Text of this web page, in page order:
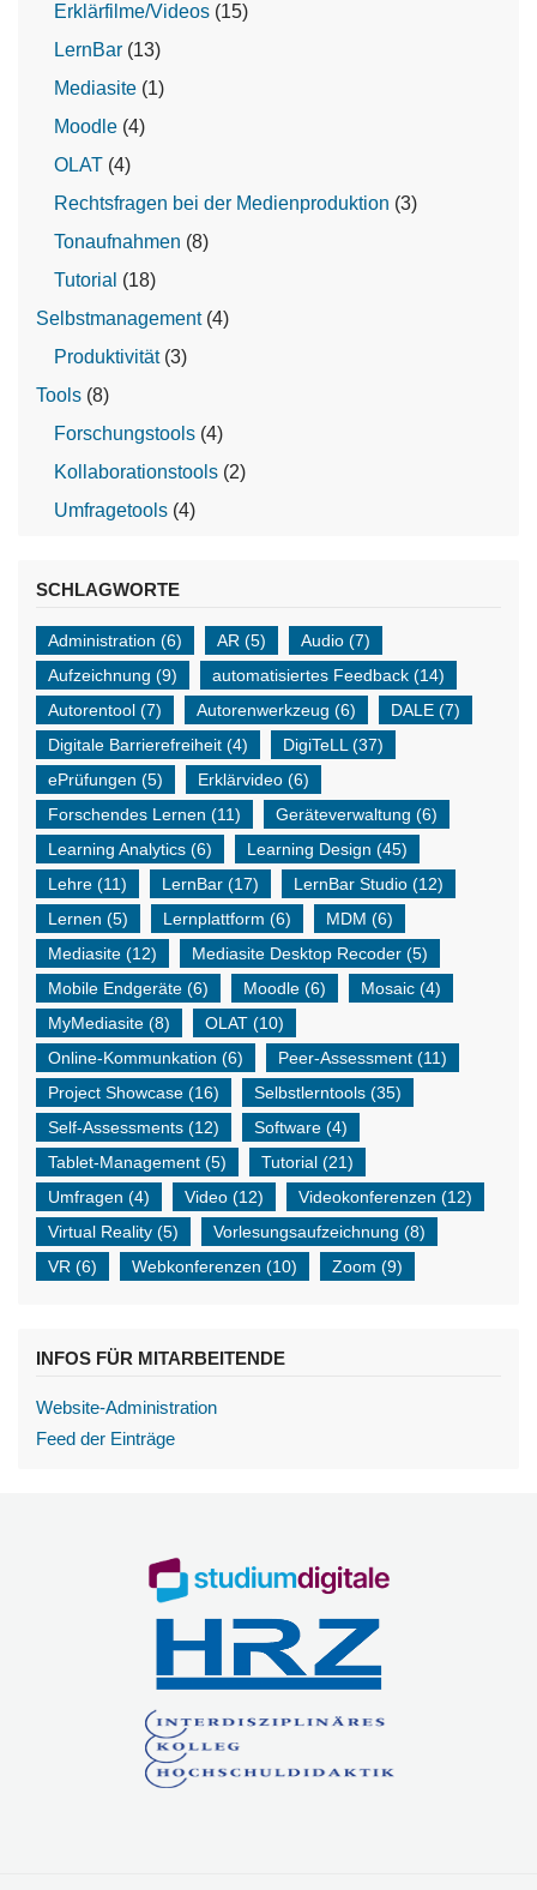
Erklärfilme/Videos (15)
LernBar (13)
Mediasite (1)
Moodle (4)
OLAT (4)
Rechtsfragen bei der Medienproduktion (3)
Tonaufnahmen (8)
Tutorial (18)
Selbstmanagement(4)
Produktivität(3)
Tools (8)
Forschungstools (4)
Kollaborationstools (2)
Umfragetools (4)
SCHLAGWORTE
Administration (6) AR (5) Audio (7)
Aufzeichnung (9) automatisiertes Feedback (14)
Autorentool (7) Autorenwerkzeug (6) DALE (7)
Digitale Barrierefreiheit (4) DigiTeLL (37)
ePrüfungen (5) Erklärvideo (6)
Forschendes Lernen (11) Geräteverwaltung (6)
Learning Analytics (6) Learning Design (45)
Lehre (11) LernBar (17) LernBar Studio (12)
Lernen (5) Lernplattform (6) MDM (6)
Mediasite (12) Mediasite Desktop Recoder (5)
Mobile Endgeräte (6) Moodle (6) Mosaic (4)
MyMediasite (8) OLAT (10)
Online-Kommunkation (6) Peer-Assessment (11)
Project Showcase (16) Selbstlerntools (35)
Self-Assessments (12) Software (4)
Tablet-Management (5) Tutorial (21)
Umfragen (4) Video (12) Videokonferenzen (12)
Virtual Reality (5) Vorlesungsaufzeichnung (8)
VR (6) Webkonferenzen (10) Zoom (9)
INFOS FÜR MITARBEITENDE
Website-Administration
Feed der Einträge